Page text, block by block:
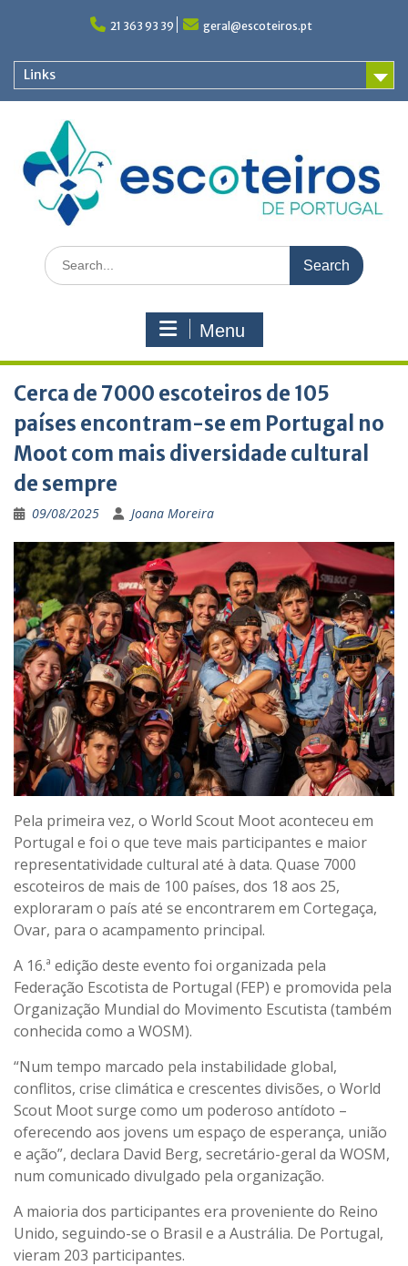
21 363 93 39 geral@escoteiros.pt
Links
Search
for:
Menu
Cerca de 7000 escoteiros de 105
países encontram-se em Portugal no
Moot com mais diversidade cultural
de sempre
09/08/2025 Joana Moreira
Pela primeira vez, o World Scout Moot aconteceu em
Portugal e foi o que teve mais participantes e maior
representatividade cultural até à data. Quase 7000
escoteiros de mais de 100 países, dos 18 aos 25,
exploraram o país até se encontrarem em Cortegaça,
Ovar, para o acampamento principal.
A 16.ª edição deste evento foi organizada pela
Federação Escotista de Portugal (FEP) e promovida pela
Organização Mundial do Movimento Escutista (também
conhecida como a WOSM).
“Num tempo marcado pela instabilidade global,
conflitos, crise climática e crescentes divisões, o World
Scout Moot surge como um poderoso antídoto –
oferecendo aos jovens um espaço de esperança, união
e ação”, declara David Berg, secretário-geral da WOSM,
num comunicado divulgado pela organização.
A maioria dos participantes era proveniente do Reino
Unido, seguindo-se o Brasil e a Austrália. De Portugal,
vieram 203 participantes.